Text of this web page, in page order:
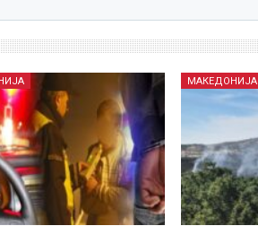
МАКЕДОНИЈА